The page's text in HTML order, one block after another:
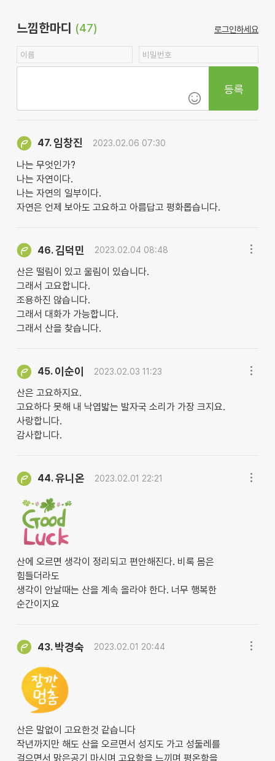
느낌한마디 (47) 로그인하세요
등록
47. 임창진 2023.02.06 07:30
나는 무엇인가?
나는 자연이다.
나는 자연의 일부이다.
자연은 언제 보아도 고요하고 아름답고 평화롭습니다.
46.김덕민 2023.02.04 08:48
산은 떨림이 있고 울림이 있습니다.
그래서 고요합니다.
조용하진 않습니다.
그래서 대화가 가능합니다.
그래서 산을 찾습니다.
45. 이순이 2023.02.03 11:23
산은 고요하지요.
고요하다 못해 내 낙엽밟는 발자국 소리가 가장 크지요.
사랑합니다.
감사합니다.
44.유니온 2023.02.01 22:21
산에 오르면 생각이 정리되고 편안해진다. 비록 몸은
힘들더라도
생각이 안날때는 산을 계속 올라야 한다. 너무 행복한
순간이지요
43. 박경숙 2023.02.01 20:44
산은 말없이 고요한것 같습니다
작년까지만 해도 산을 오르면서 성지도 가고 성둘레를
걸으면서 맑은공기 마시며 고요함을 느끼며 평온함을